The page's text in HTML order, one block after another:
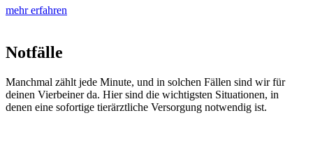
mehr erfahren
Notfälle
Manchmal zählt jede Minute, und in solchen Fällen sind wir für
deinen Vierbeiner da. Hier sind die wichtigsten Situationen, in
denen eine sofortige tierärztliche Versorgung notwendig ist.